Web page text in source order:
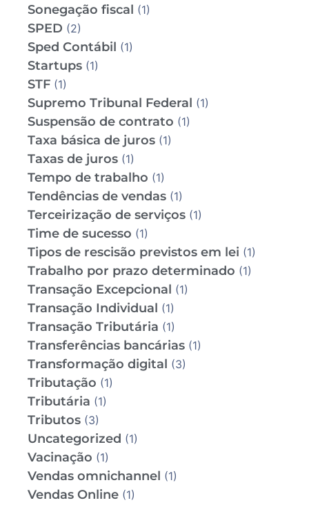
Sonegação fiscal (1)
SPED (2)
Sped Contábil (1)
Startups (1)
STF (1)
Supremo Tribunal Federal (1)
Suspensão de contrato (1)
Taxa básica de juros (1)
Taxas de juros (1)
Tempo de trabalho (1)
Tendências de vendas (1)
Terceirização de serviços (1)
Time de sucesso (1)
Tipos de rescisão previstos em lei (1)
Trabalho por prazo determinado (1)
Transação Excepcional (1)
Transação Individual (1)
Transação Tributária (1)
Transferências bancárias (1)
Transformação digital (3)
Tributação (1)
Tributária (1)
Tributos (3)
Uncategorized (1)
Vacinação (1)
Vendas omnichannel (1)
Vendas Online (1)